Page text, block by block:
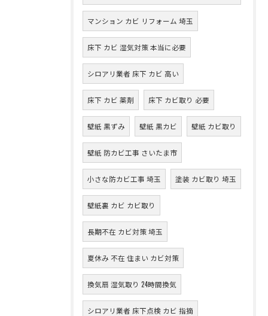
マンション カビ リフォーム 埼玉
床下 カビ 湿気対策 本当に必要
シロアリ業者 床下 カビ 高い
床下 カビ 薬剤 床下 カビ取り 必要
壁紙 黒ずみ 壁紙 黒カビ 壁紙 カビ取り
壁紙 防カビ工事 さいたま市
小さな防カビ工事 埼玉 塗装 カビ取り 埼玉
壁紙裏 カビ カビ取り
長期不在 カビ対策 埼玉
夏休み 不在 住まい カビ対策
換気扇 湿気取り 24時間換気
シロアリ業者 床下点検 カビ 指摘